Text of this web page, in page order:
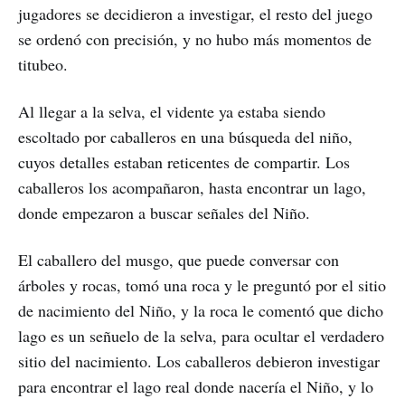
jugadores se decidieron a investigar, el resto del juego
se ordenó con precisión, y no hubo más momentos de
titubeo.
Al llegar a la selva, el vidente ya estaba siendo
escoltado por caballeros en una búsqueda del niño,
cuyos detalles estaban reticentes de compartir. Los
caballeros los acompañaron, hasta encontrar un lago,
donde empezaron a buscar señales del Niño.
El caballero del musgo, que puede conversar con
árboles y rocas, tomó una roca y le preguntó por el sitio
de nacimiento del Niño, y la roca le comentó que dicho
lago es un señuelo de la selva, para ocultar el verdadero
sitio del nacimiento. Los caballeros debieron investigar
para encontrar el lago real donde nacería el Niño, y lo